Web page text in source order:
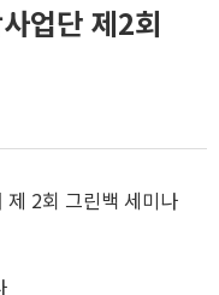
업단 제2회
제 2회 그린백 세미나